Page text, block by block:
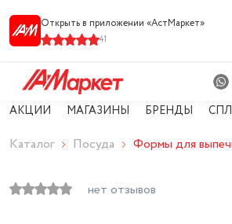
Открыть в приложении «АстМарке‪т‬»
41
АКЦИИ МАГАЗИНЫ БРЕНДЫ
Каталог Посуда Формы для
нет отзывов